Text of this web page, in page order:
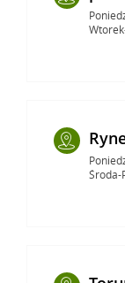
Środa-